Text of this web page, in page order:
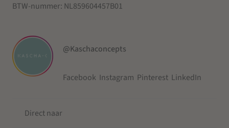
BTW-nummer: NL859604457B01
@Kaschaconcepts
Facebook Instagram Pinterest LinkedIn
Direct naar